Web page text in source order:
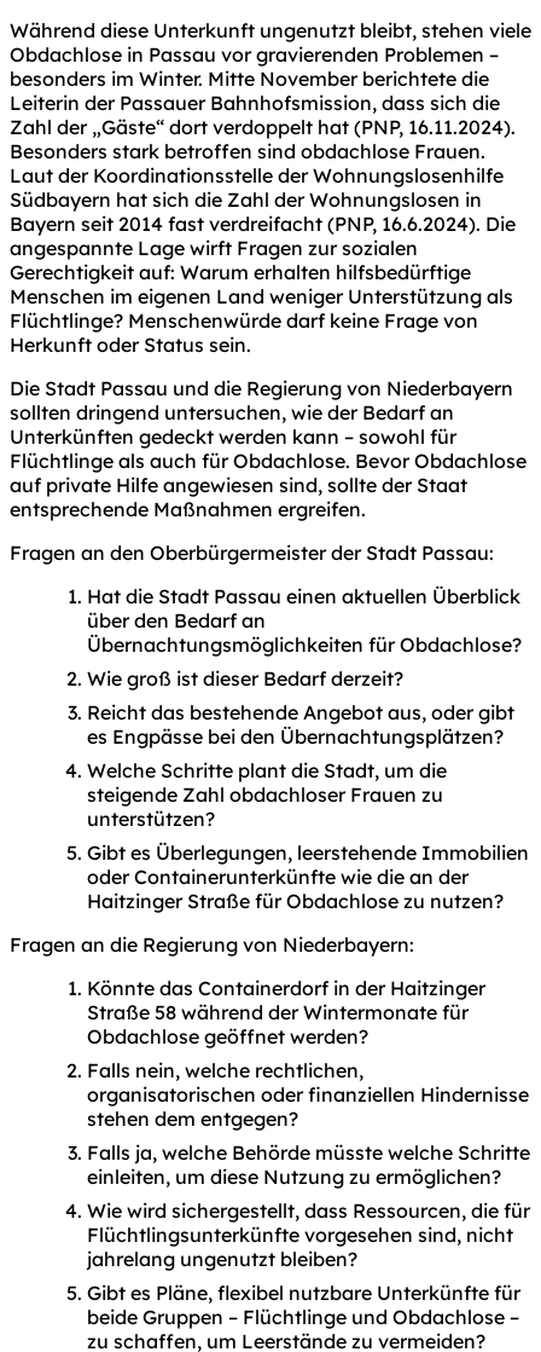
Während diese Unterkunft ungenutzt bleibt, stehen viele
Obdachlose in Passau vor gravierenden Problemen –
besonders im Winter. Mitte November berichtete die
Leiterin der Passauer Bahnhofsmission, dass sich die
Zahl der „Gäste“ dort verdoppelt hat (PNP, 16.11.2024).
Besonders stark betroffen sind obdachlose Frauen.
Laut der Koordinationsstelle der Wohnungslosenhilfe
Südbayern hat sich die Zahl der Wohnungslosen in
Bayern seit 2014 fast verdreifacht (PNP, 16.6.2024). Die
angespannte Lage wirft Fragen zur sozialen
Gerechtigkeit auf: Warum erhalten hilfsbedürftige
Menschen im eigenen Land weniger Unterstützung als
Flüchtlinge? Menschenwürde darf keine Frage von
Herkunft oder Status sein.
Die Stadt Passau und die Regierung von Niederbayern
sollten dringend untersuchen, wie der Bedarf an
Unterkünften gedeckt werden kann – sowohl für
Flüchtlinge als auch für Obdachlose. Bevor Obdachlose
auf private Hilfe angewiesen sind, sollte der Staat
entsprechende Maßnahmen ergreifen.
Fragen an den Oberbürgermeister der Stadt Passau:
Hat die Stadt Passau einen aktuellen Überblick
über den Bedarf an
Übernachtungsmöglichkeiten für Obdachlose?
Wie groß ist dieser Bedarf derzeit?
Reicht das bestehende Angebot aus, oder gibt
es Engpässe bei den Übernachtungsplätzen?
Welche Schritte plant die Stadt, um die
steigende Zahl obdachloser Frauen zu
unterstützen?
Gibt es Überlegungen, leerstehende Immobilien
oder Containerunterkünfte wie die an der
Haitzinger Straße für Obdachlose zu nutzen?
Fragen an die Regierung von Niederbayern:
Könnte das Containerdorf in der Haitzinger
Straße 58 während der Wintermonate für
Obdachlose geöffnet werden?
Falls nein, welche rechtlichen,
organisatorischen oder finanziellen Hindernisse
stehen dem entgegen?
Falls ja, welche Behörde müsste welche Schritte
einleiten, um diese Nutzung zu ermöglichen?
Wie wird sichergestellt, dass Ressourcen, die für
Flüchtlingsunterkünfte vorgesehen sind, nicht
jahrelang ungenutzt bleiben?
Gibt es Pläne, flexibel nutzbare Unterkünfte für
beide Gruppen – Flüchtlinge und Obdachlose –
zu schaffen, um Leerstände zu vermeiden?